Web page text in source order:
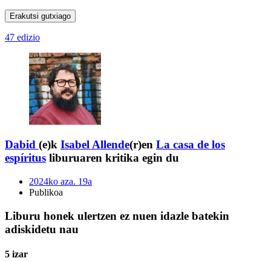
Erakutsi gutxiago
47 edizio
Dabid (e)k Isabel Allende(r)en La casa de los
espíritus liburuaren kritika egin du
2024ko aza. 19a
Publikoa
Liburu honek ulertzen ez nuen idazle batekin
adiskidetu nau
5 izar